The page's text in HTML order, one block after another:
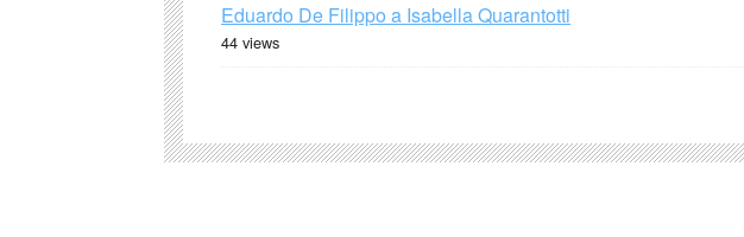
Eduardo De Filippo a Isabella Quarantotti
44 views